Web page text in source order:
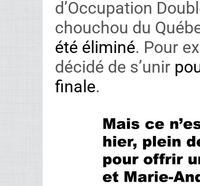
d’Occupation
chouchou du
été éliminé. Pour
décidé de s’unir
finale.